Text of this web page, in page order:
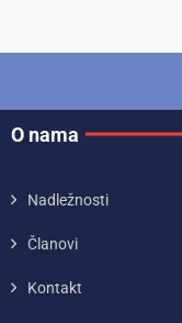
O nama
Nadležnosti
Članovi
Kontakt